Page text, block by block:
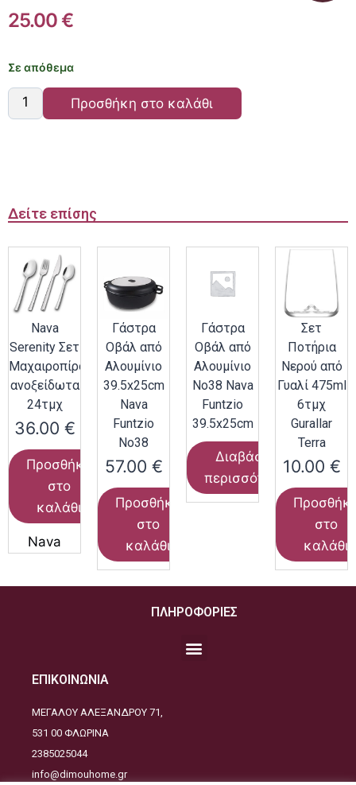
25.00€
Σε απόθεμα
Προσθήκη στο καλάθι
Δείτε επίσης
Nava
Serenity Σετ
Μαχαιροπίρουνα
ανοξείδωτα
24τμχ
36.00 €
Προσθήκη
στο
καλάθι
Nava
Γάστρα
Οβάλ από
Αλουμίνιο
39.5x25cm
Nava
Funtzio
Νο38
57.00 €
Προσθήκη
στο
καλάθι
Γάστρα
Οβάλ από
Αλουμίνιο
Νο38 Nava
Funtzio
39.5x25cm
Διαβάστε
περισσότερα
Σετ
Ποτήρια
Νερού από
Γυαλί 475ml
6τμχ
Gurallar
Terra
10.00 €
στο
καλάθι
ΠΛΗΡΟΦΟΡΙΕΣ
ΕΠΙΚΟΙΝΩΝΙΑ
ΜΕΓΑΛΟΥ ΑΛΕΞΑΝΔΡΟΥ 71,
531 00 ΦΛΩΡΙΝΑ
2385025044
info@dimouhome.gr